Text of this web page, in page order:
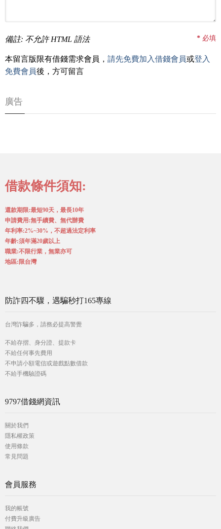
備註: 不允許 HTML 語法 * 必填
本留言版限有借錢需求會員， 請先免費加入借錢會員或登入
免費會員後，方可留言
廣告
借款條件須知:
還款期限:最短90天，最長10年
申請費用:無手續費、無代辦費
年利率:2%~30%，不超過法定利率
年齡:須年滿20歲以上
職業:不限行業，無業亦可
地區:限台灣
防詐四不驟，遇騙秒打165專線
台灣詐騙多，請務必提高警覺
不給存摺、身分證、提款卡
不給任何事先費用
不申請小額電信或遊戲點數借款
不給手機驗證碼
9797借錢網資訊
關於我們
隱私權政策
使用條款
常見問題
會員服務
我的帳號
付費升級廣告